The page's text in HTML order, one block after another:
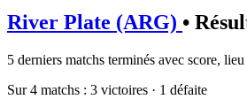
River Plate (ARG) •
5 derniers matchs terminés avec score,
Sur 4 matchs : 3 victoires · 1 défaite